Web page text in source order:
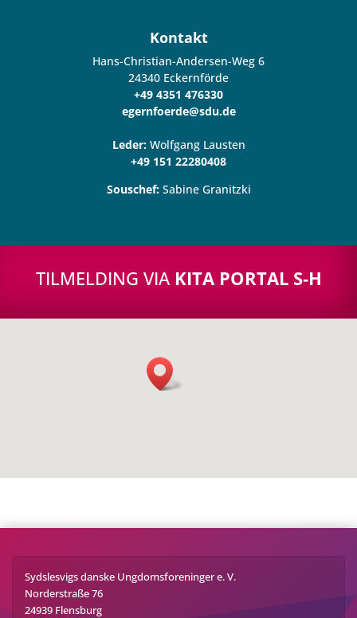
Kon­takt
Hans-Chri­stian-Ander­sen-Weg 6
24340 Eck­er­n­förde
+49 4351 476330
egernfoerde@sdu.de
Leder:Wol­f­gang Lau­sten
+49 151 22280408
Sous­chef:Sabine Granitzki
TIL­MEL­DING VIA KITA PORTAL S‑H
Sydslesvigs danske Ungdomsforeninger e. V.
Norderstraße 76
24939 Flensburg